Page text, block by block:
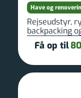
Have og
Rejseudstyr,
backpacking
Få op til80